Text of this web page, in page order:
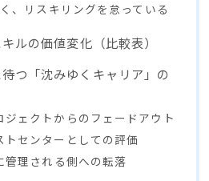
、リスキリングを怠っている
ルの価値変化（比較表）
つ「沈みゆくキャリア」の
ジェクトからのフェードアウト
トセンターとしての評価
管理される側への転落